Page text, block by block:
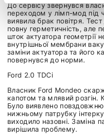
До сервісу звернувся
переходом у лімп-мод під
виявила брак повітря.
повну герметичність, але
шток актуатора геометрії
внутрішньої мембрани
заміни актуатора та його
повернувся до норми.
Ford 2.0 TDCi
Власник Ford Mondeo
капотом та млявий
Було виявлено
нижньому патрубку
виходило назовні. Заміна
вирішила проблему.